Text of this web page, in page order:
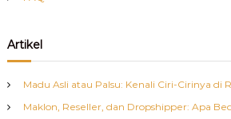
Artikel
Madu Asli atau Palsu: Kenali Ciri-Cirinya di
Maklon, Reseller, dan Dropshipper: Apa